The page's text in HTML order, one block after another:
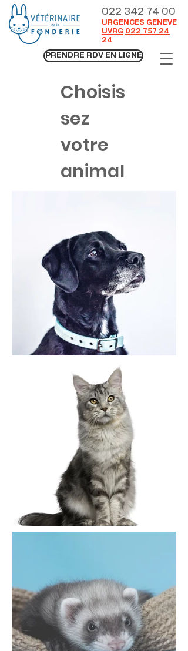
022 342 74 00
URGENCES GENEVE
UVRG 022 757 24
24
PRENDRE RDV EN LIGNE
Choisis
sez
votre
animal